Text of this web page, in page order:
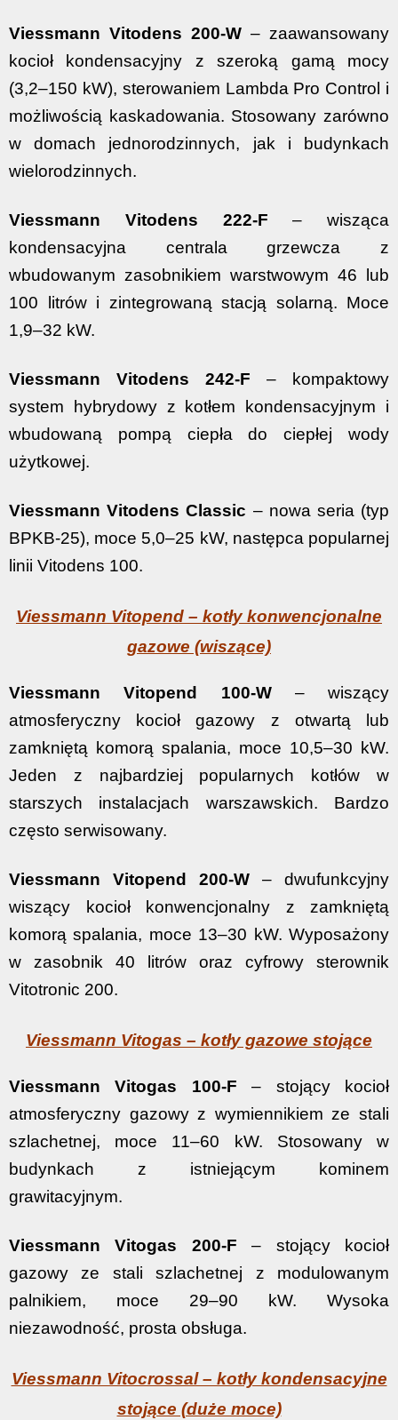
Viessmann Vitodens 200-W – zaawansowany
kocioł kondensacyjny z szeroką gamą mocy
(3,2–150 kW), sterowaniem Lambda Pro Control i
możliwością kaskadowania. Stosowany zarówno
w domach jednorodzinnych, jak i budynkach
wielorodzinnych.
Viessmann Vitodens 222-F – wisząca
kondensacyjna centrala grzewcza z
wbudowanym zasobnikiem warstwowym 46 lub
100 litrów i zintegrowaną stacją solarną. Moce
1,9–32 kW.
Viessmann Vitodens 242-F – kompaktowy
system hybrydowy z kotłem kondensacyjnym i
wbudowaną pompą ciepła do ciepłej wody
użytkowej.
Viessmann Vitodens Classic – nowa seria (typ
BPKB-25), moce 5,0–25 kW, następca popularnej
linii Vitodens 100.
Viessmann Vitopend – kotły konwencjonalne
gazowe (wiszące)
Viessmann Vitopend 100-W– wiszący
atmosferyczny kocioł gazowy z otwartą lub
zamkniętą komorą spalania, moce 10,5–30 kW.
Jeden z najbardziej popularnych kotłów w
starszych instalacjach warszawskich. Bardzo
często serwisowany.
Viessmann Vitopend 200-W – dwufunkcyjny
wiszący kocioł konwencjonalny z zamkniętą
komorą spalania, moce 13–30 kW. Wyposażony
w zasobnik 40 litrów oraz cyfrowy sterownik
Vitotronic 200.
Viessmann Vitogas – kotły gazowe stojące
Viessmann Vitogas 100-F – stojący kocioł
atmosferyczny gazowy z wymiennikiem ze stali
szlachetnej, moce 11–60 kW. Stosowany w
budynkach z istniejącym kominem
grawitacyjnym.
Viessmann Vitogas 200-F – stojący kocioł
gazowy ze stali szlachetnej z modulowanym
palnikiem, moce 29–90 kW. Wysoka
niezawodność, prosta obsługa.
Viessmann Vitocrossal – kotły kondensacyjne
stojące (duże moce)